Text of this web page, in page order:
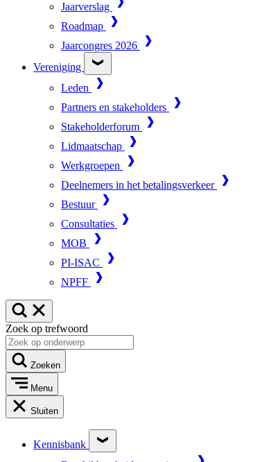
Jaarverslag
Roadmap
Jaarcongres 2026
Vereniging
Leden
Partners en stakeholders
Stakeholderforum
Lidmaatschap
Werkgroepen
Deelnemers in het betalingsverkeer
Bestuur
Consultaties
MOB
PI-ISAC
NPFF
Zoek op trefwoord
Zoeken
Menu
Sluiten
Kennisbank